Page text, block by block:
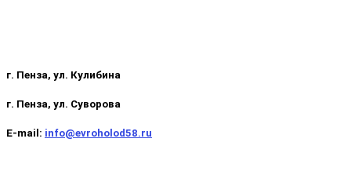
г. Пенза, ул. Кулибина
г. Пенза, ул. Суворова
E-mail: info@evroholod58.ru